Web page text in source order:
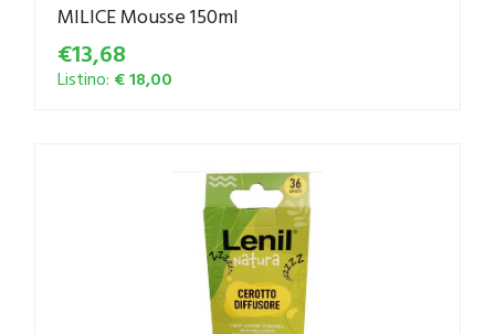
MILICE Mousse 150ml
€13,68
Listino: € 18,00